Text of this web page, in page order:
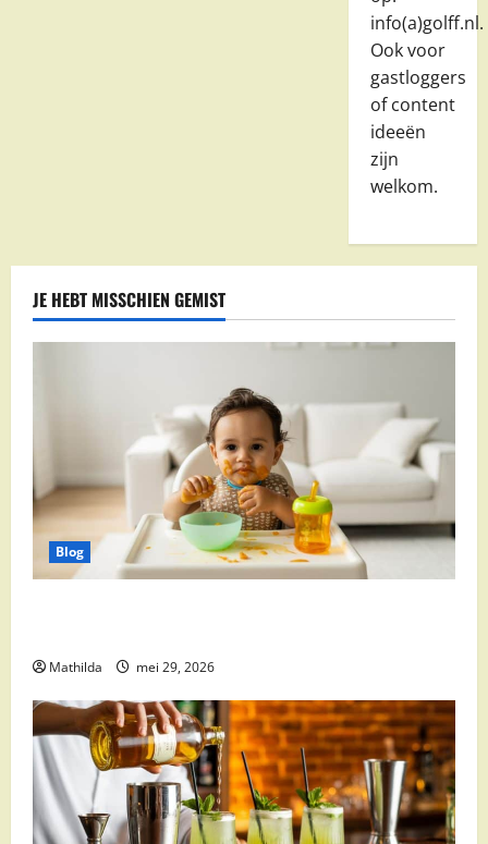
info(a)golff.nl.
Ook voor
gastloggers
of content
ideeën
zijn
welkom.
JE HEBT MISSCHIEN GEMIST
Blog
Mathilda mei 29, 2026